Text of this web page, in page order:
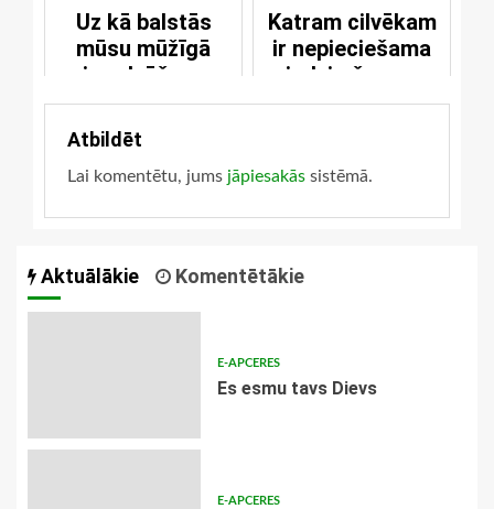
Uz kā balstās
mūsu mūžīgā
izredzēšana
Katram cilvēkam
ir nepieciešama
piedzimšana no
augšienes
Atbildēt
Lai komentētu, jums jāpiesakās sistēmā.
Aktuālākie Komentētākie
E-APCERES
Es esmu tavs Dievs
E-APCERES